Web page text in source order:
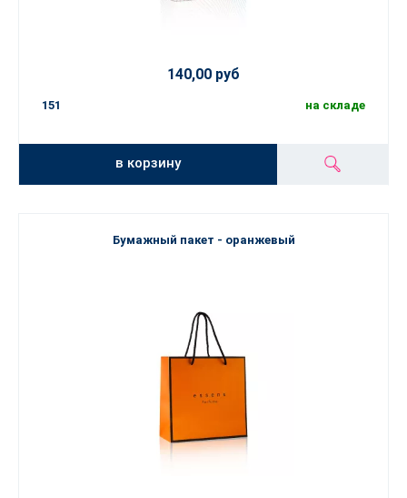
140,00 руб
151 на складе
в корзину
Бумажный пакет - оранжевый